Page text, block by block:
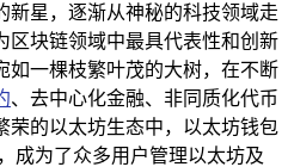
新星，逐渐从神秘的科技领域走
区块链领域中最具代表性和创新
如一棵枝繁叶茂的大树，在不断
、去中心化金融、非同质化代币
荣的以太坊生态中，以太坊钱包
成为了众多用户管理以太坊及